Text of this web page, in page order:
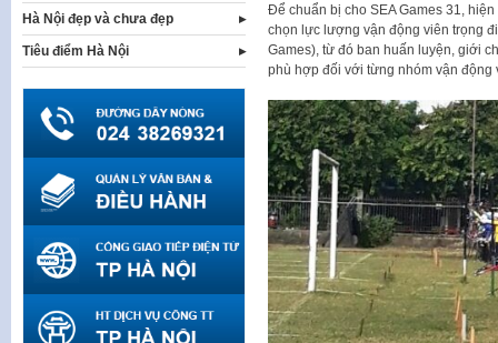
Để chuẩn bị cho SEA Games 31,
chọn lực lượng vận động viên trọng
Games), từ đó ban huấn luyện, giới
phù hợp đối với từng nhóm vận động
Hà Nội đẹp và chưa đẹp
Tiêu điểm Hà Nội